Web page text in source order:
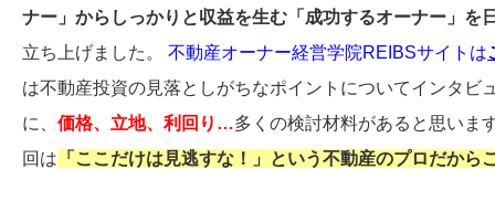
ナー」からしっかりと収益を生む「成功するオーナー」を
立ち上げました。 不動産オーナー経営学院REIBSサイトは
は不動産投資の見落としがちなポイントについてインタ
に、 価格、立地、利回り…多くの検討材料があると思いま
回は 「ここだけは見逃すな！」という不動産のプロだから